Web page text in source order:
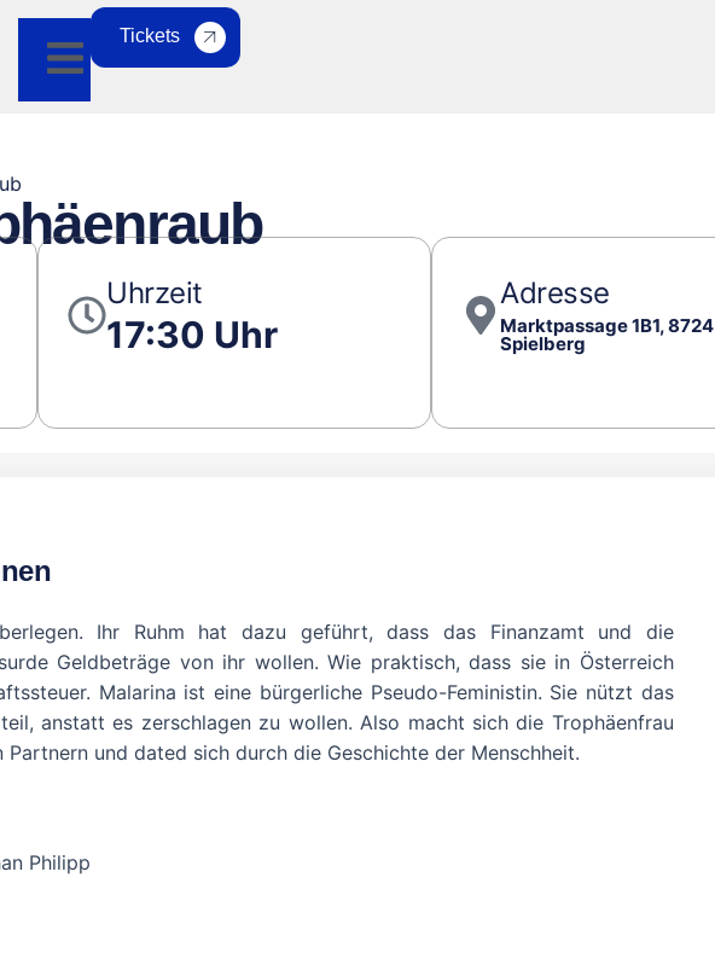
Tickets
Uhrzeit
17:30 Uhr
Adresse
Marktpassage 1B1, 8724
Spielberg
Ihr Ruhm hat dazu geführt, dass das Finanzamt und die
Geldbeträge von ihr wollen. Wie praktisch, dass sie in Österreich
Malarina ist eine bürgerliche Pseudo-Feministin. Sie nützt das
anstatt es zerschlagen zu wollen. Also macht sich die Trophäenfrau
und dated sich durch die Geschichte der Menschheit.
Philipp